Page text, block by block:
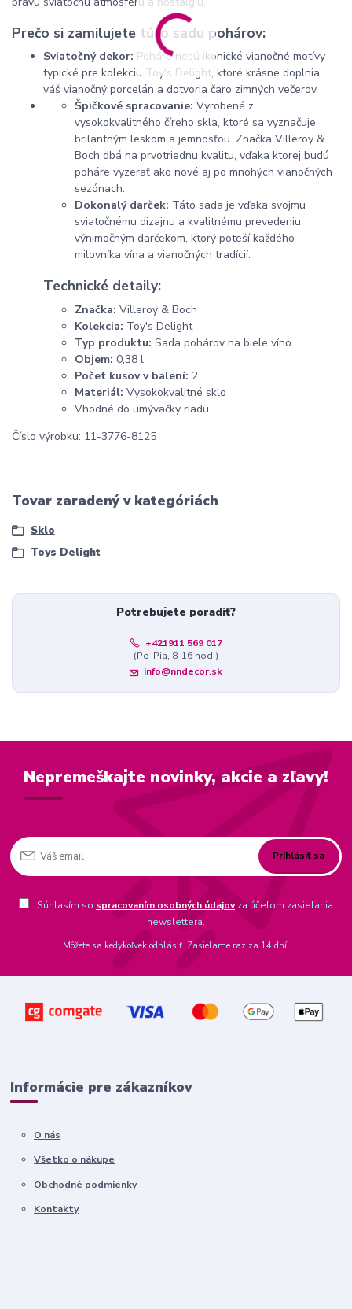
Prečo si zamilujete túto sadu pohárov:
Sviatočný dekor: Poháre nesú ikonické vianočné motívy
typické pre kolekciu Toy's Delight, ktoré krásne doplnia
váš vianočný porcelán a dotvoria čaro zimných večerov.
Špičkové spracovanie: Vyrobené z
vysokokvalitného číreho skla, ktoré sa vyznačuje
brilantným leskom a jemnosťou. Značka Villeroy &
Boch dbá na prvotriednu kvalitu, vďaka ktorej budú
poháre vyzerať ako nové aj po mnohých vianočných
sezónach.
Dokonalý darček: Táto sada je vďaka svojmu
sviatočnému dizajnu a kvalitnému prevedeniu
výnimočným darčekom, ktorý poteší každého
milovníka vína a vianočných tradícií.
Technické detaily:
Značka: Villeroy & Boch
Kolekcia: Toy's Delight
Typ produktu: Sada pohárov na biele víno
Objem: 0,38 l
Počet kusov v balení: 2
Materiál: Vysokokvalitné sklo
Vhodné do umývačky riadu.
Číslo výrobku: 11-3776-8125
Tovar zaradený v kategóriách
Sklo
Toys Delight
Potrebujete poradiť?
+421911 569 017
(Po-Pia, 8-16 hod.)
info@nndecor.sk
Nepremeškajte novinky, akcie a zľavy!
Prihlásiť sa
Súhlasím so spracovaním osobných údajovza účelom zasielania
newslettera.
Môžete sa kedykoľvek odhlásiť. Zasielame raz za 14 dní.
Informácie pre zákazníkov
O nás
Všetko o nákupe
Obchodné podmienky
Kontakty